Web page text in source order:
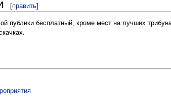
[править]
публики бесплатный, кроме мест на лучших